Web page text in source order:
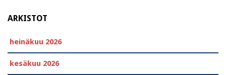
ARKISTOT
heinäkuu 2026
kesäkuu 2026